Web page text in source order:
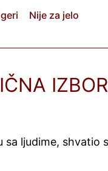
Nije za jelo
ljudime, shvatio